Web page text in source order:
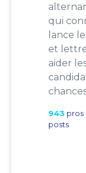
qui
lance
et
aider
943 pros
posts